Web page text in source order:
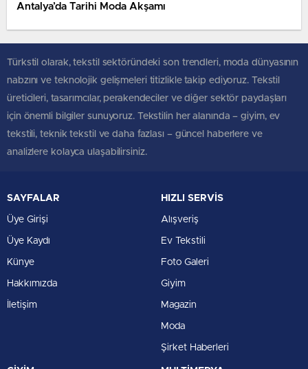
Antalya’da Tarihi Moda Akşamı
Türkstil olarak, tekstil sektöründeki son trendleri, moda dünyasının
nabzını ve teknolojik gelişmeleri titizlikle takip ediyoruz. Tekstil
üreticileri, tasarımcılar, perakendeciler ve diğer sektör paydaşları
için önemli bilgiler sunuyoruz. Tekstilin her alanında – giyim, ev
tekstili, teknik tekstil ve daha fazlası – güncel haberlere ve
analizlere kolayca ulaşabilirsiniz.
SAYFALAR
Üye Girişi
Üye Kaydı
Künye
Hakkımızda
İletişim
HIZLI SERVİS
Alışveriş
Ev Tekstili
Foto Galeri
Giyim
Magazin
Moda
Şirket Haberleri